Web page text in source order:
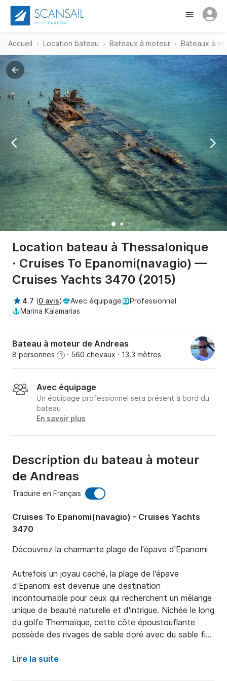
Accueil Location bateau Bateaux à moteur Bateaux à
Location bateau à Thessalonique
· Cruises To Epanomi(navagio) —
Cruises Yachts 3470 (2015)
4.7 (0 avis) Avec équipage
Professionnel
Marina Kalamarias
Bateau à moteur de Andreas
8 personnes ? · 560 chevaux · 13.3 mètres
Avec équipage
Un équipage professionnel sera présent à bord du
bateau
En savoir plus
Description du bateau à moteur
de Andreas
Traduire en Français
Cruises To Epanomi(navagio) - Cruises Yachts
3470
Découvrez la charmante plage de l'épave d'Epanomi
Autrefois un joyau caché, la plage de l'épave
d'Epanomi est devenue une destination
incontournable pour ceux qui recherchent un mélange
unique de beauté naturelle et d'intrigue. Nichée le long
du golfe Thermaïque, cette côte époustouflante
possède des rivages de sable doré avec du sable fin
invitent à plonger et à explorer.
Lire la suite